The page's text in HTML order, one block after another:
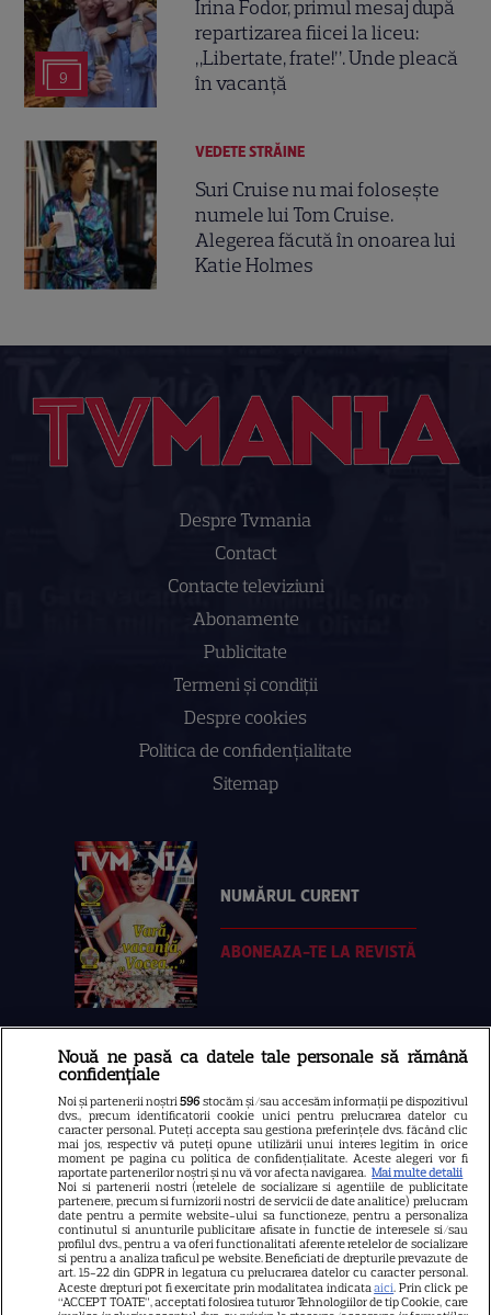
9
Irina Fodor, primul mesaj după
repartizarea fiicei la liceu:
„Libertate, frate!”. Unde pleacă
în vacanță
VEDETE STRĂINE
Suri Cruise nu mai folosește
numele lui Tom Cruise.
Alegerea făcută în onoarea lui
Katie Holmes
Despre Tvmania
Contact
Contacte televiziuni
Abonamente
Publicitate
Termeni și condiții
Despre cookies
Politica de confidenţialitate
Sitemap
NUMĂRUL CURENT
ABONEAZA-TE LA REVISTĂ
Libertatea
Libertatea pentru femei
GSP
Știri mondene
Avantaje
Elle
Unica
Retete practice
Nouă ne pasă ca datele tale personale să rămână
confidențiale
Noi și partenerii noștri596 stocăm și/sau accesăm informații pe dispozitivul
dvs., precum identificatorii cookie unici pentru prelucrarea datelor cu
caracter personal. Puteți accepta sau gestiona preferințele dvs. făcând clic
mai jos, respectiv vă puteți opune utilizării unui interes legitim în orice
moment pe pagina cu politica de confidențialitate. Aceste alegeri vor fi
raportate partenerilor noștri și nu vă vor afecta navigarea. Mai multe detalii
Noi si partenerii nostri (retelele de socializare si agentiile de publicitate
partenere, precum si furnizorii nostri de servicii de date analitice) prelucram
date pentru a permite website-ului sa functioneze, pentru a personaliza
continutul si anunturile publicitare afisate in functie de interesele si/sau
profilul dvs., pentru a va oferi functionalitati aferente retelelor de socializare
si pentru a analiza traficul pe website. Beneficiati de drepturile prevazute de
art. 15-22 din GDPR in legatura cu prelucrarea datelor cu caracter personal.
Aceste drepturi pot fi exercitate prin modalitatea indicataaici. Prin click pe
“ACCEPT TOATE”, acceptati folosirea tuturor Tehnologiilor de tip Cookie, care